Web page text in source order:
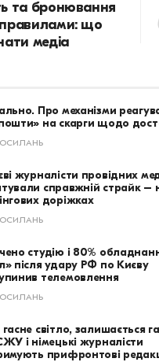
та бронювання
що
медіа
Про механізми
на скарги щодо
журналісти провідних
справжній страйк –
доріжках
студію і 80%
після удару РФ по Києву
телемовлення
світло, залишається
і німецькі журналісти
прифронтові